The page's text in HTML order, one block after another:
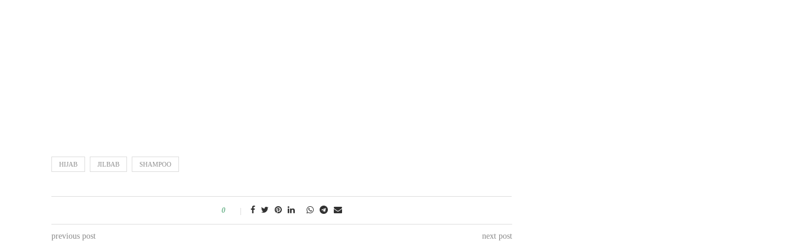
HIJAB JILBAB SHAMPOO
0
previous post next post